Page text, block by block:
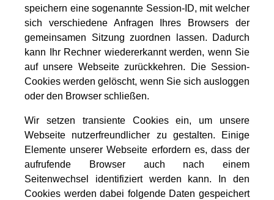
speichern eine sogenannte Session-ID, mit welcher
sich verschiedene Anfragen Ihres Browsers der
gemeinsamen Sitzung zuordnen lassen. Dadurch
kann Ihr Rechner wiedererkannt werden, wenn Sie
auf unsere Webseite zurückkehren. Die Session-
Cookies werden gelöscht, wenn Sie sich ausloggen
oder den Browser schließen.
Wir setzen transiente Cookies ein, um unsere
Webseite nutzerfreundlicher zu gestalten. Einige
Elemente unserer Webseite erfordern es, dass der
aufrufende Browser auch nach einem
Seitenwechsel identifiziert werden kann. In den
Cookies werden dabei folgende Daten gespeichert